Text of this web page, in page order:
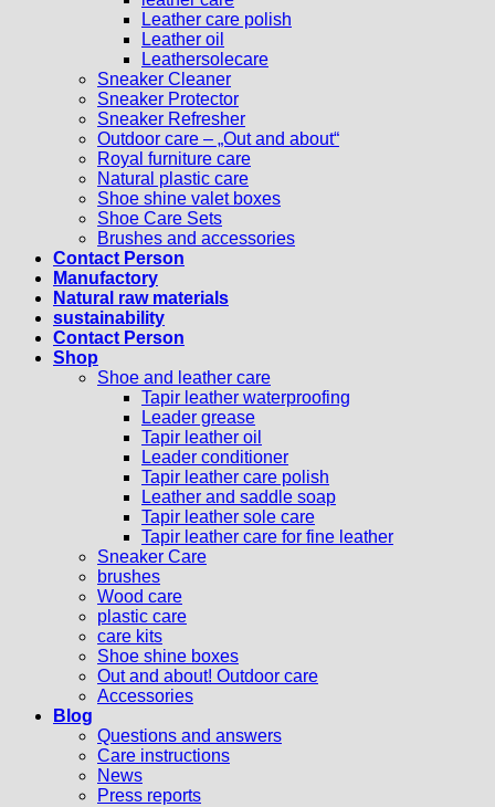
Leather care polish
Leather oil
Leathersolecare
Sneaker Cleaner
Sneaker Protector
Sneaker Refresher
Outdoor care – „Out and about“
Royal furniture care
Natural plastic care
Shoe shine valet boxes
Shoe Care Sets
Brushes and accessories
Contact Person
Manufactory
Natural raw materials
sustainability
Contact Person
Shop
Shoe and leather care
Tapir leather waterproofing
Leader grease
Tapir leather oil
Leader conditioner
Tapir leather care polish
Leather and saddle soap
Tapir leather sole care
Tapir leather care for fine leather
Sneaker Care
brushes
Wood care
plastic care
care kits
Shoe shine boxes
Out and about! Outdoor care
Accessories
Blog
Questions and answers
Care instructions
News
Press reports